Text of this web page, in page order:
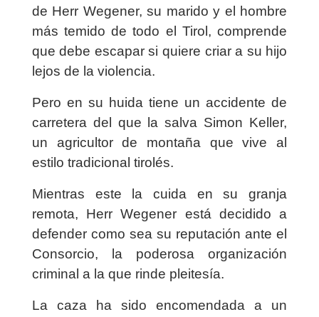
de Herr Wegener, su marido y el hombre
más temido de todo el Tirol, comprende
que debe escapar si quiere criar a su hijo
lejos de la violencia.
Pero en su huida tiene un accidente de
carretera del que la salva Simon Keller,
un agricultor de montaña que vive al
estilo tradicional tirolés.
Mientras este la cuida en su granja
remota, Herr Wegener está decidido a
defender como sea su reputación ante el
Consorcio, la poderosa organización
criminal a la que rinde pleitesía.
La caza ha sido encomendada a un